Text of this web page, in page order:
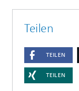
Teilen
TEILEN
TEILEN